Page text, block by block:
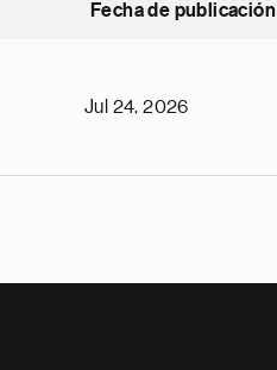
Fecha de publicación
Jul 24, 2026